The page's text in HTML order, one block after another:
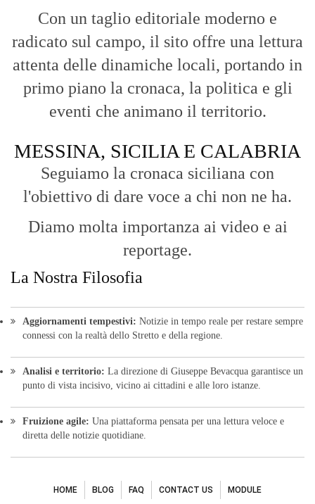
Con un taglio editoriale moderno e
radicato sul campo, il sito offre una lettura
attenta delle dinamiche locali, portando in
primo piano la cronaca, la politica e gli
eventi che animano il territorio.
MESSINA, SICILIA E CALABRIA
Seguiamo la cronaca siciliana con
l'obiettivo di dare voce a chi non ne ha.
Diamo molta importanza ai video e ai
reportage.
La Nostra Filosofia
Aggiornamenti tempestivi: Notizie in tempo reale per restare sempre
connessi con la realtà dello Stretto e della regione.
Analisi e territorio: La direzione di Giuseppe Bevacqua garantisce un
punto di vista incisivo, vicino ai cittadini e alle loro istanze.
Fruizione agile: Una piattaforma pensata per una lettura veloce e
diretta delle notizie quotidiane.
HOME BLOG FAQ CONTACT US MODULE